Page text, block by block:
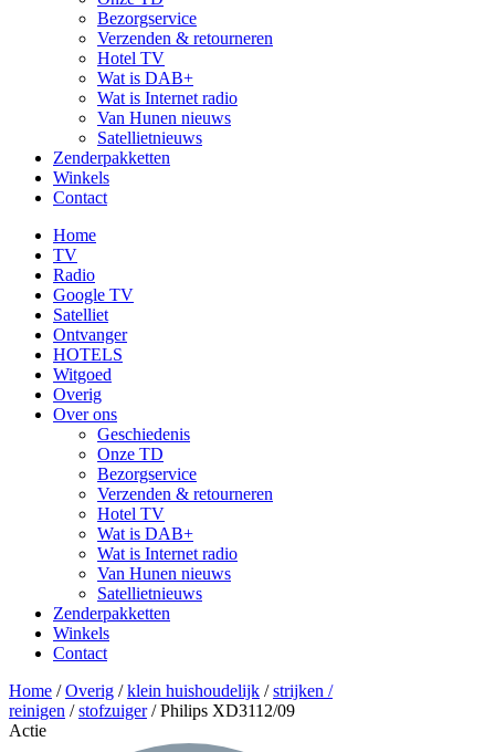
Bezorgservice
Verzenden & retourneren
Hotel TV
Wat is DAB+
Wat is Internet radio
Van Hunen nieuws
Satellietnieuws
Zenderpakketten
Winkels
Contact
Home
TV
Radio
Google TV
Satelliet
Ontvanger
HOTELS
Witgoed
Overig
Over ons
Geschiedenis
Onze TD
Bezorgservice
Verzenden & retourneren
Hotel TV
Wat is DAB+
Wat is Internet radio
Van Hunen nieuws
Satellietnieuws
Zenderpakketten
Winkels
Contact
Home /Overig /klein huishoudelijk /strijken /
reinigen /stofzuiger/ Philips XD3112/09
Actie